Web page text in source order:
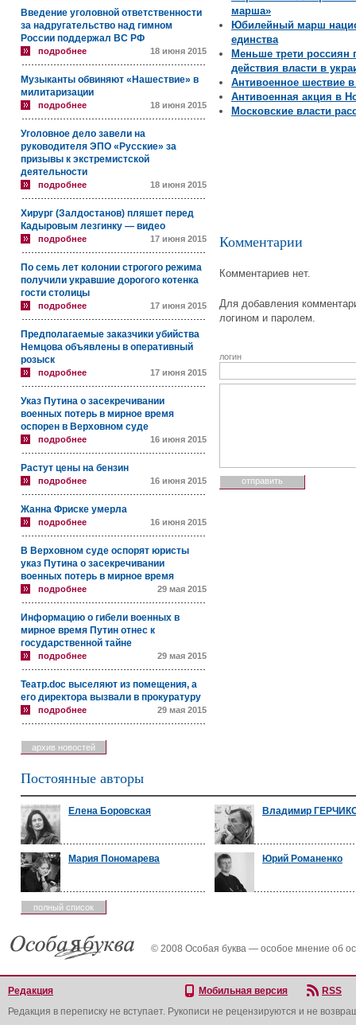
Введение уголовной ответственности
за надругательство над гимном
России поддержал ВС РФ
подробнее 18 июня 2015
Музыканты обвиняют «Нашествие» в
милитаризации
подробнее 18 июня 2015
Уголовное дело завели на
руководителя ЭПО «Русские» за
призывы к экстремистской
деятельности
подробнее 18 июня 2015
Хирург (Залдостанов) пляшет перед
Кадыровым лезгинку — видео
подробнее 17 июня 2015
По семь лет колонии строгого режима
получили укравшие дорогого котенка
гости столицы
подробнее 17 июня 2015
Предполагаемые заказчики убийства
Немцова объявлены в оперативный
розыск
подробнее 17 июня 2015
Указ Путина о засекречивании
военных потерь в мирное время
оспорен в Верховном суде
подробнее 16 июня 2015
Растут цены на бензин
подробнее 16 июня 2015
Жанна Фриске умерла
подробнее 16 июня 2015
В Верховном суде оспорят юристы
указ Путина о засекречивании
военных потерь в мирное время
подробнее 29 мая 2015
Информацию о гибели военных в
мирное время Путин отнес к
государственной тайне
подробнее 29 мая 2015
Театр.doc выселяют из помещения, а
его директора вызвали в прокуратуру
подробнее 29 мая 2015
архив новостей
марша»
Юбилейный марш
единства
Меньше трети россиян
действия власти в
Антивоенное шествие
Антивоенная акция в
Московские власти
Комментарии
Комментариев нет.
Для добавления
логином и паролем.
логин
Постоянные авторы
Елена Боровская Владимир
Мария Пономарева Юрий Романенко
полный список
© 2008 Особая буква — особое мнение об
Редакция Мобильная версия
RSS
Редакция в переписку не вступает. Рукописи не рецензируются и не